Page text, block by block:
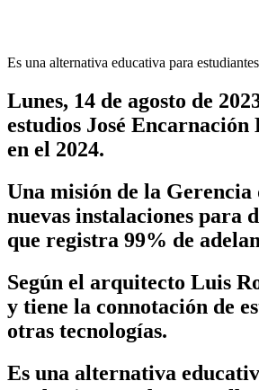
Es una alternativa educativa para
Lunes, 14 de agosto de
estudios José
en el 2024.
Una misión de la
nuevas instalaciones para
que registra 99% de
Según el arquitecto Luis
y tiene la connotación de
otras tecnologías.
Es una alternativa